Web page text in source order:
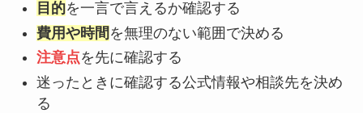
目的を一言で言えるか確認する
費用や時間 を無理のない範囲で決める
注意点を先に確認する
迷ったときに確認する公式情報や相談先を決め
る